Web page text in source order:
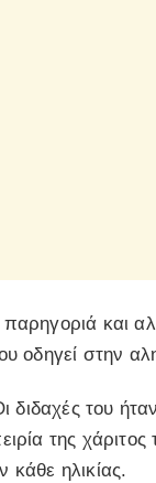
και
οδηγεί στην
διδαχές του
της χάριτος
ηλικίας.